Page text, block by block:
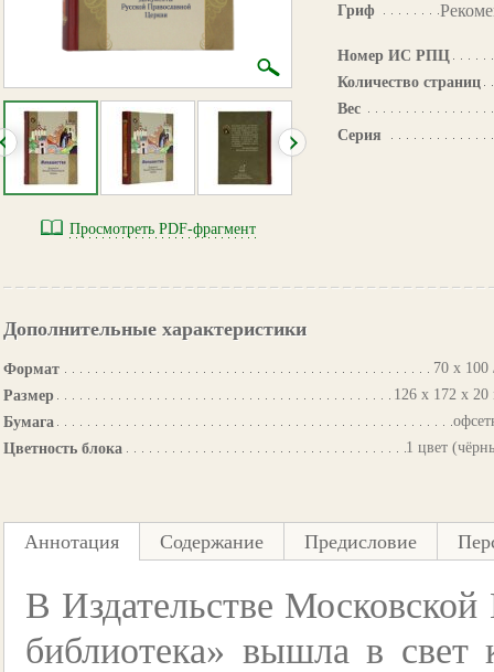
Просмотреть PDF-фрагмент
Гриф
Номер ИС РПЦ
Количество страниц
Вес
Серия
Дополнительные характеристики
Формат
70 х 100
Размер
126 х 172 х
Бумага
Цветность блока
1 цвет
Аннотация Содержание Предисловие
В Издательстве
библиотека» вышла в